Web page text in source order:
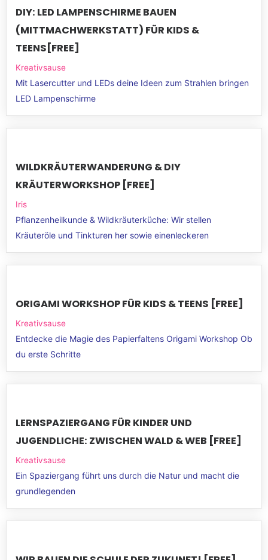
DIY: LED LAMPENSCHIRME BAUEN
(MITTMACHWERKSTATT) FÜR KIDS &
TEENS[FREE]
Kreativsause
Mit Lasercutter und LEDs deine Ideen zum Strahlen bringen
LED Lampenschirme
WILDKRÄUTERWANDERUNG & DIY
KRÄUTERWORKSHOP [FREE]
Iris
Pflanzenheilkunde & Wildkräuterküche: Wir stellen
Kräuteröle und Tinkturen her sowie einenleckeren
ORIGAMI WORKSHOP FÜR KIDS & TEENS [FREE]
Kreativsause
Entdecke die Magie des Papierfaltens Origami Workshop Ob
du erste Schritte
LERNSPAZIERGANG FÜR KINDER UND
JUGENDLICHE: ZWISCHEN WALD & WEB [FREE]
Kreativsause
Ein Spaziergang führt uns durch die Natur und macht die
grundlegenden